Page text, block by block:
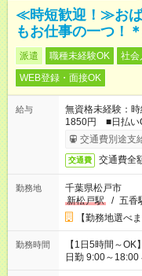
≪時短歓迎！≫おば
もお仕事の一つ！
派遣 職種未経験OK 社会
WEB登録・面接OK
給与
無資格未経験：
1850円 ■日払い
交通費別途支
交通費 交通費全
勤務地
千葉県松戸市
新松戸駅
/ 五香
【勤務地選べ
勤務時間
【1日5時間～OK】
日勤 9:00～
短 10:00～15:00 上記はあくまで一例です。 「夕方までには帰宅